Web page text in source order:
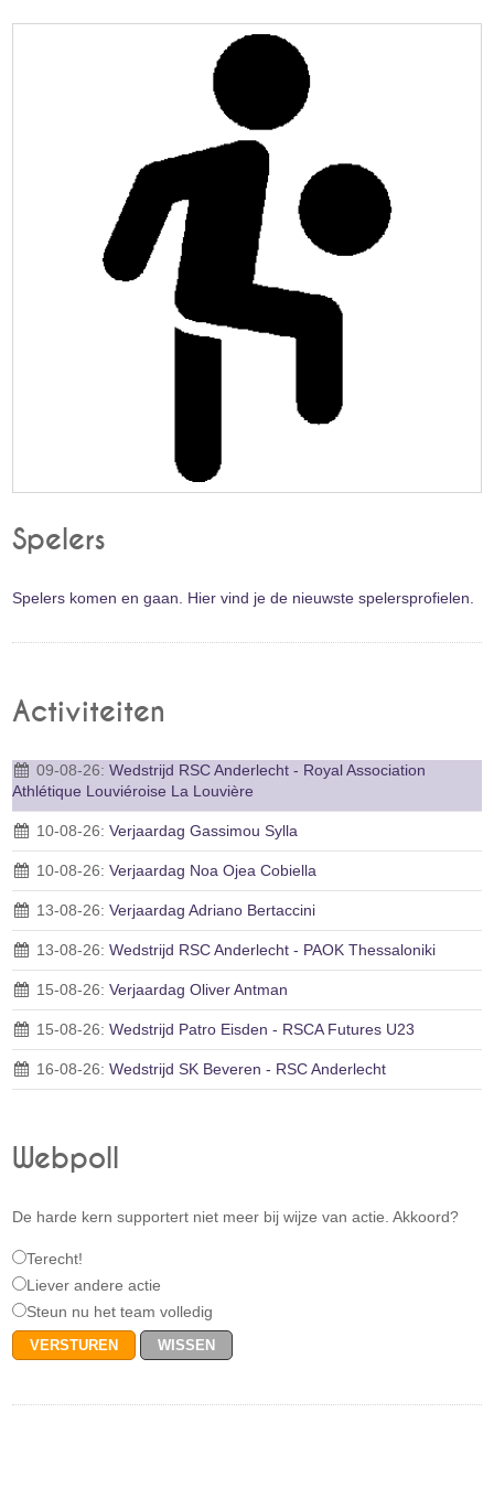
Spelers
Spelers komen en gaan. Hier vind je de nieuwste spelersprofielen.
Activiteiten
09-08-26: Wedstrijd RSC Anderlecht - Royal Association
Athlétique Louviéroise La Louvière
10-08-26: Verjaardag Gassimou Sylla
10-08-26: Verjaardag Noa Ojea Cobiella
13-08-26: Verjaardag Adriano Bertaccini
13-08-26: Wedstrijd RSC Anderlecht - PAOK Thessaloniki
15-08-26: Verjaardag Oliver Antman
15-08-26: Wedstrijd Patro Eisden - RSCA Futures U23
16-08-26: Wedstrijd SK Beveren - RSC Anderlecht
Webpoll
De harde kern supportert niet meer bij wijze van actie. Akkoord?
Terecht!
Liever andere actie
Steun nu het team volledig